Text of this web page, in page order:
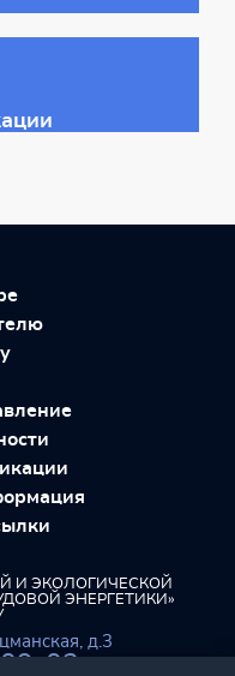
И ЭКОЛОГИЧЕСКОЙ
ЭНЕРГЕТИКИ»
д.3
03